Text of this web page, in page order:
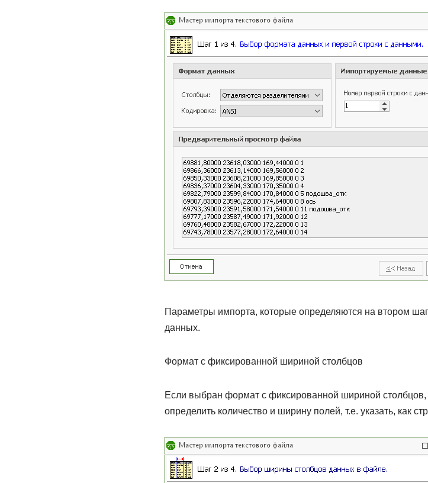
Параметры импорта, которые определяются на втором
данных.
Формат с фиксированной шириной столбцов
Если выбран формат с фиксированной шириной
определить количество и ширину полей, т.е. указать, как